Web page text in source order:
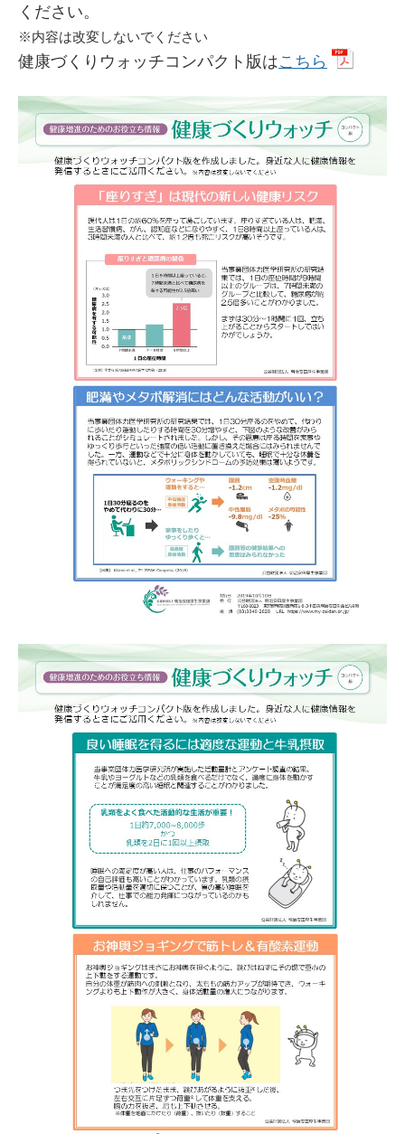
ください。
※内容は改変しないでください
健康づくりウォッチコンパクト版はこちら